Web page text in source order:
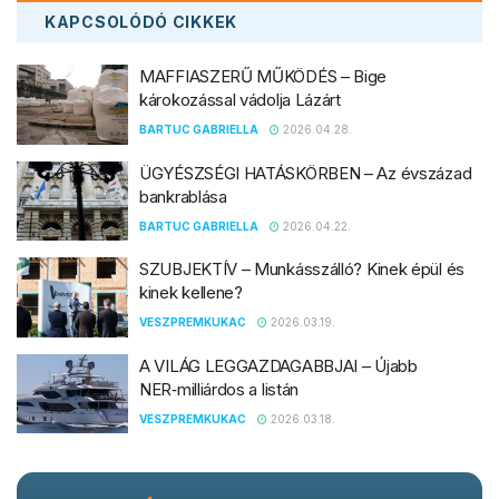
KAPCSOLÓDÓ CIKKEK
MAFFIASZERŰ MŰKÖDÉS – Bige
károkozással vádolja Lázárt
BARTUC GABRIELLA 2026.04.28.
ÜGYÉSZSÉGI HATÁSKÖRBEN – Az évszázad
bankrablása
BARTUC GABRIELLA 2026.04.22.
SZUBJEKTÍV – Munkásszálló? Kinek épül és
kinek kellene?
VESZPREMKUKAC 2026.03.19.
A VILÁG LEGGAZDAGABBJAI – Újabb
NER‑milliárdos a listán
VESZPREMKUKAC 2026.03.18.